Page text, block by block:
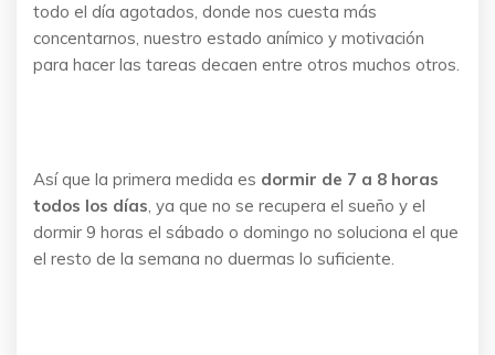
todo el día agotados, donde nos cuesta más
concentarnos, nuestro estado anímico y motivación
para hacer las tareas decaen entre otros muchos otros.
Así que la primera medida es dormir de 7 a 8 horas
todos los días, ya que no se recupera el sueño y el
dormir 9 horas el sábado o domingo no soluciona el que
el resto de la semana no duermas lo suficiente.